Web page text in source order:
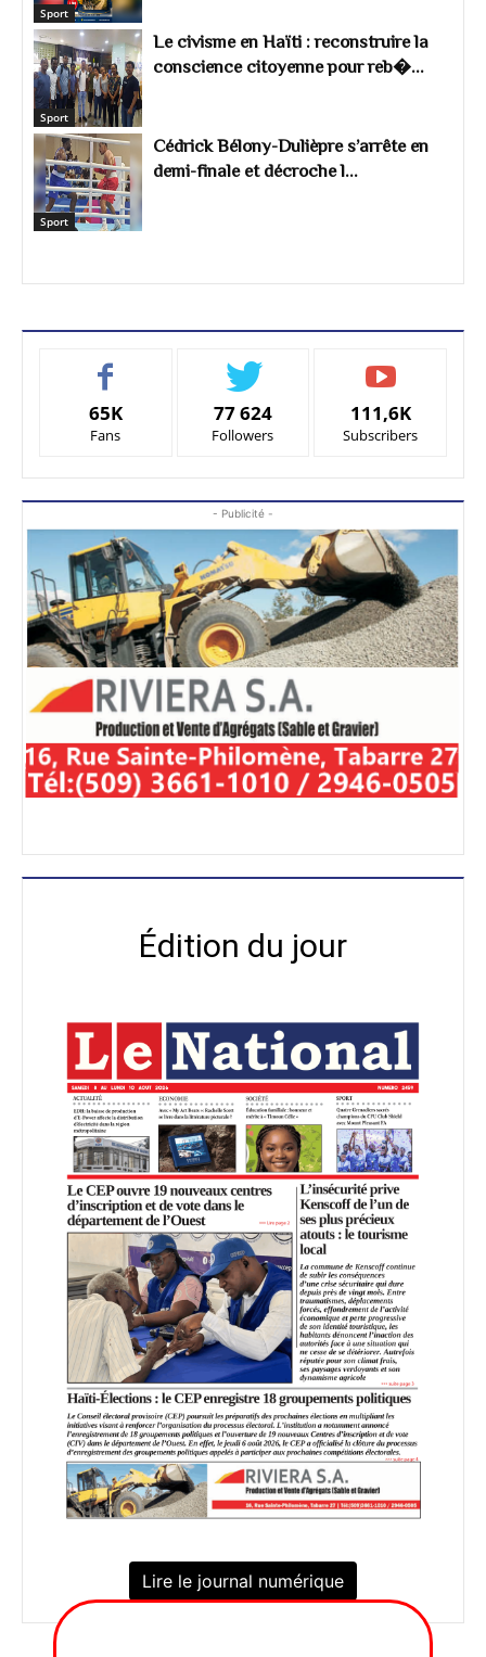
Sport
Sport
Le civisme en Haïti : reconstruire la
conscience citoyenne pour reb�...
Sport
Cédrick Bélony-Dulièpre s’arrête en
demi-finale et décroche l...
65K
Fans
77 624
Followers
111,6K
Subscribers
- Publicité -
Édition du jour
Lire le journal numérique